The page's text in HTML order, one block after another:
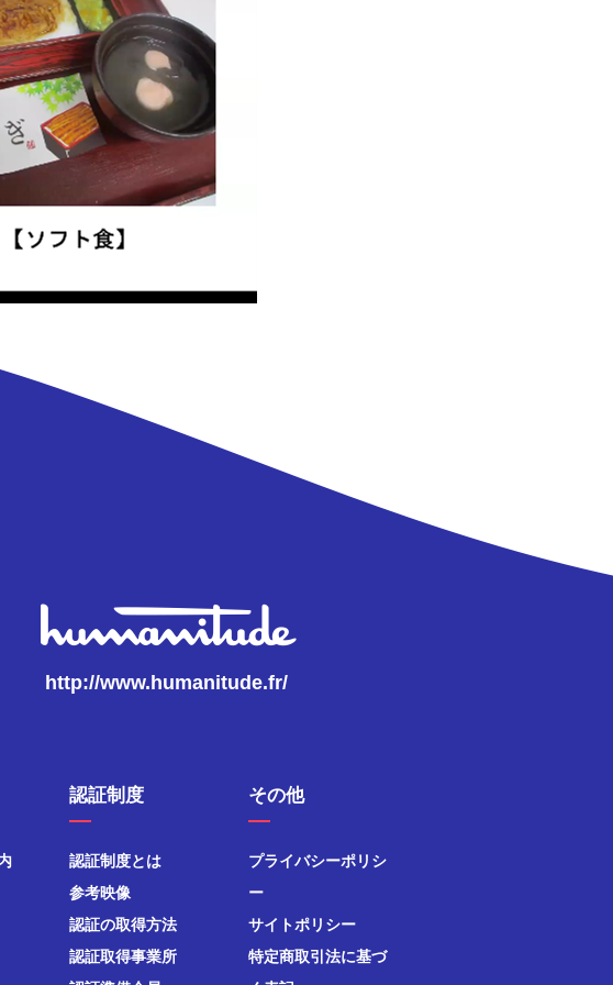
http://www.humanitude.fr/
認証制度
認証制度とは
参考映像
認証の取得方法
認証取得事業所
その他
プライバシーポリシ
ー
サイトポリシー
特定商取引法に基づ